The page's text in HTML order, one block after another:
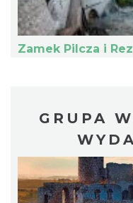
8.07 km
8.07 km
Zamek Pilcza i
GRUPA